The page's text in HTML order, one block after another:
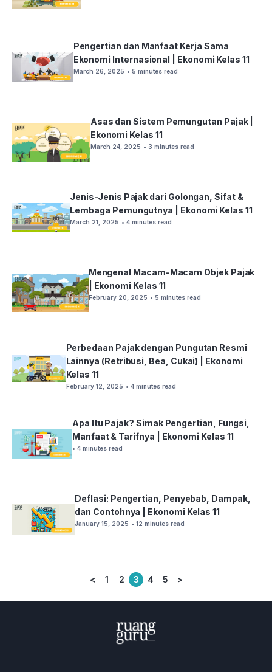
Pengertian dan Manfaat Kerja Sama
Ekonomi Internasional | Ekonomi Kelas 11
March 26, 2025 • 5 minutes read
Asas dan Sistem Pemungutan Pajak |
Ekonomi Kelas 11
March 24, 2025 • 3 minutes read
Jenis-Jenis Pajak dari Golongan, Sifat &
Lembaga Pemungutnya | Ekonomi Kelas 11
March 21, 2025 • 4 minutes read
Mengenal Macam-Macam Objek Pajak
| Ekonomi Kelas 11
February 20, 2025 • 5 minutes read
Perbedaan Pajak dengan Pungutan Resmi
Lainnya (Retribusi, Bea, Cukai) | Ekonomi
Kelas 11
February 12, 2025 • 4 minutes read
Apa Itu Pajak? Simak Pengertian, Fungsi,
Manfaat & Tarifnya | Ekonomi Kelas 11
• 4 minutes read
Deflasi: Pengertian, Penyebab, Dampak,
dan Contohnya | Ekonomi Kelas 11
January 15, 2025 • 12 minutes read
Posts
< 1 2 3 4 5 >